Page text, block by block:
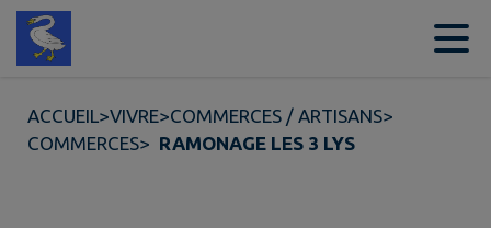
Contenu
ACCUEIL>VIVRE>COMMERCES / ARTISANS>
COMMERCES> RAMONAGE LES 3 LYS